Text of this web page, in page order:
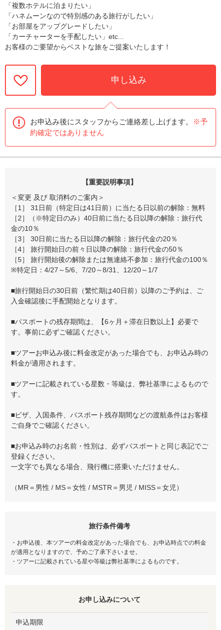
「複数ホテルに泊まりたい」
「ハネムーンなので特別感のある旅行がしたい」
「お部屋をアップグレードしたい」
「カーチャーターを手配したい」etc...
お客様のご要望からベストな旅をご提案いたします！
申し込み
お申込み後にスタッフからご連絡差し上げます。
※予
約確定ではありません
【重要説明事項】
＜変更 及び 取消料のご案内＞
［1］ 31日前（特定日は41日前）に当たる日以前の解除：無料
［2］（※特定日のみ）40日前に当たる日以降の解除：旅行代
金の10％
［3］ 30日前に当たる日以降の解除：旅行代金の20％
［4］ 旅行開始日の前々日以降の解除：旅行代金の50％
［5］ 旅行開始後の解除または無連絡不参加：旅行代金の100％
※特定日：4/27～5/6、7/20～8/31、12/20～1/7
■旅行開始日の30日前（繁忙期は40日前）以降のご予約は、ご
入金確認後に手配開始となります。
■パスポートの残存期間は、【6ヶ月＋滞在日数以上】必要で
す。事前に必ずご確認ください。
■ツアーお申込み後に料金改定があった場合でも、お申込み時の
料金が適用されます。
■ツアーに記載されている星数・等級は、弊社基準によるもので
す。
■ビザ、入国条件、パスポート残存期間などの渡航条件はお客様
ご自身でご確認ください。
■お申込み時のお名前・性別は、必ずパスポートと同じ表記でご
登録ください。
一文字でも異なる場合、飛行機に搭乗いただけません。
（MR＝男性 / MS＝女性 / MSTR＝男児 / MISS＝女児）
旅行条件備考
・お申込後、本ツアーの料金改定があった場合でも、お申込時点での料金
が適用となりますので、予めご了承下さいませ。
・ツアーに記載されている星や等級は弊社基準によるものです。
お申し込みについて
申込期限